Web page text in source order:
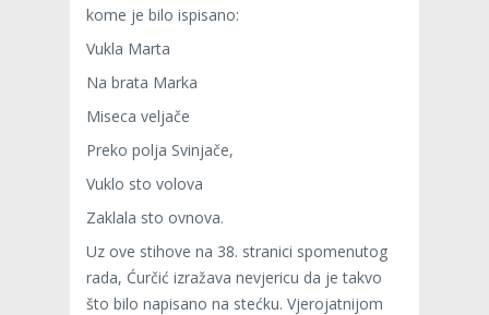
kome je bilo ispisano:
Vukla Marta
Na brata Marka
Miseca veljače
Preko polja Svinjače,
Vuklo sto volova
Zaklala sto ovnova.
Uz ove stihove na 38. stranici spomenutog
rada, Ćurčić izražava nevjericu da je takvo
što bilo napisano na stećku. Vjerojatnijom